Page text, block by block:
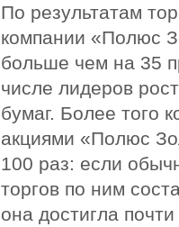
По результатам
компании «Полюс
больше чем на 35
числе лидеров
бумаг. Более того
акциями «Полюс
100 раз: если
торгов по ним
она достигла